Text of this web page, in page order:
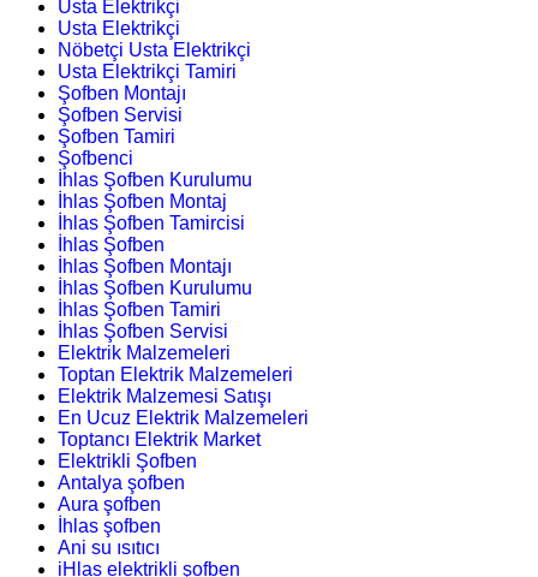
Usta Elektrikçi
Usta Elektrikçi
Nöbetçi Usta Elektrikçi
Usta Elektrikçi Tamiri
Şofben Montajı
Şofben Servisi
Şofben Tamiri
Şofbenci
İhlas Şofben Kurulumu
İhlas Şofben Montaj
İhlas Şofben Tamircisi
İhlas Şofben
İhlas Şofben Montajı
İhlas Şofben Kurulumu
İhlas Şofben Tamiri
İhlas Şofben Servisi
Elektrik Malzemeleri
Toptan Elektrik Malzemeleri
Elektrik Malzemesi Satışı
En Ucuz Elektrik Malzemeleri
Toptancı Elektrik Market
Elektrikli Şofben
Antalya şofben
Aura şofben
İhlas şofben
Ani su ısıtıcı
iHlas elektrikli şofben